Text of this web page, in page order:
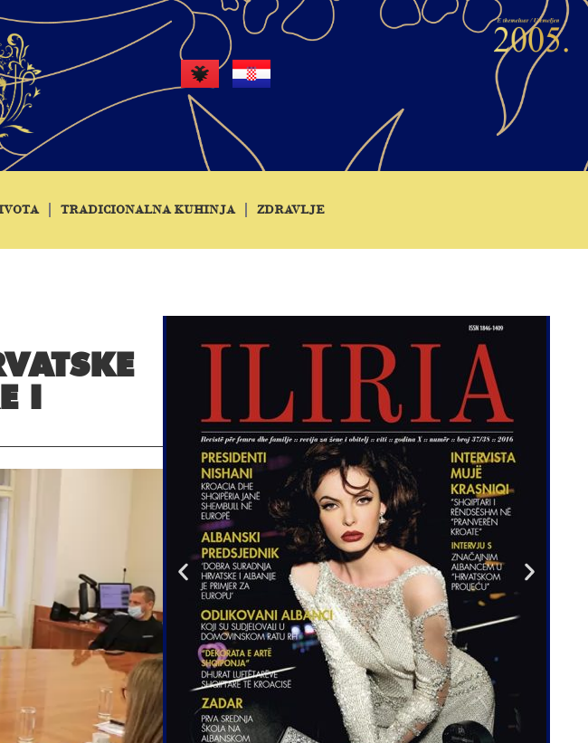
TRADICIONALNA KUHINJA ZDRAVLJE
I